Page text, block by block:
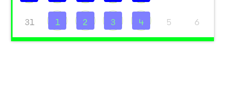
31 1 2 3 4 5 6